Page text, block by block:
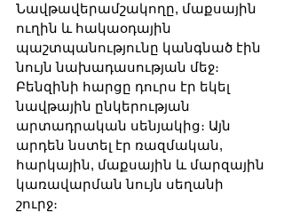
Նավթավերամշակողը, մաքսային
ուղին և հակաօդային
պաշտպանությունը կանգնած էին
նույն նախադասության մեջ։
Բենզինի հարցը դուրս էր եկել
նավթային ընկերության
արտադրական սենյակից։ Այն
արդեն նստել էր ռազմական,
հարկային, մաքսային և մարզային
կառավարման նույն սեղանի
շուրջ։